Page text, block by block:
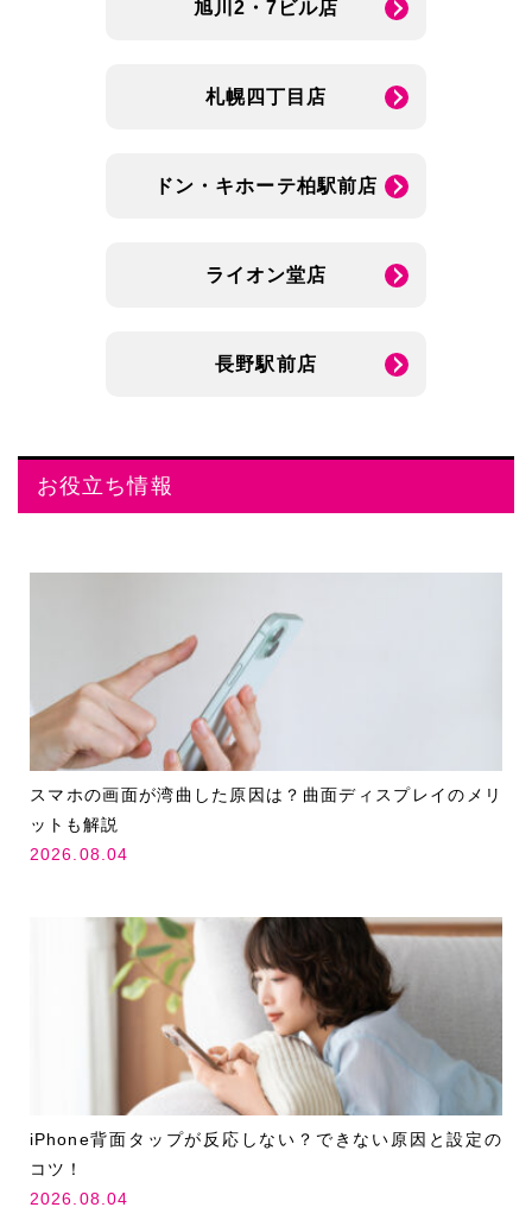
旭川2・7ビル店
札幌四丁目店
ドン・キホーテ柏駅前店
ライオン堂店
長野駅前店
お役立ち情報
スマホの画面が湾曲した原因は？曲面ディスプレイのメリ
ットも解説
2026.08.04
iPhone背面タップが反応しない？できない原因と設定の
コツ！
2026.08.04